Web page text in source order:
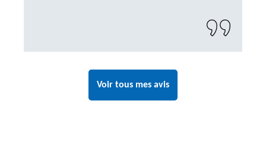
Voir tous mes avis